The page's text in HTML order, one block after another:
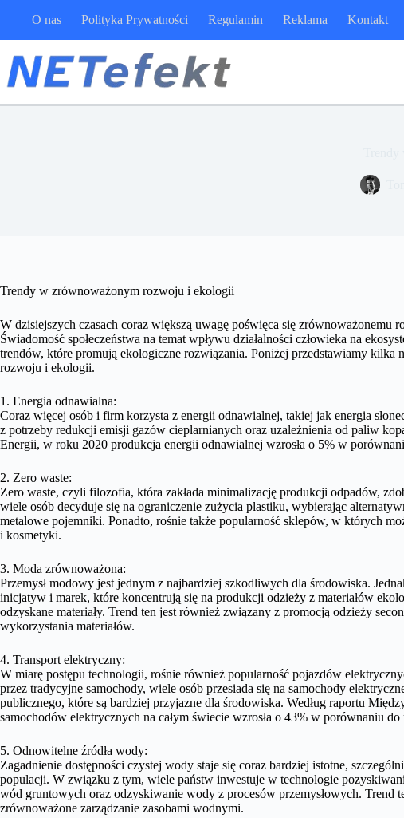
O nas Polityka Prywatności Regulamin Reklama Kontakt
Trendy w zrównoważonym rozwoju i ekologii
W dzisiejszych czasach coraz większą uwagę poświęca się zrównoważonemu
Świadomość społeczeństwa na temat wpływu działalności człowieka na
trendów, które promują ekologiczne rozwiązania. Poniżej przedstawiamy
rozwoju i ekologii.
1. Energia odnawialna:
Coraz więcej osób i firm korzysta z energii odnawialnej, takiej jak energia
z potrzeby redukcji emisji gazów cieplarnianych oraz uzależnienia od paliw
Energii, w roku 2020 produkcja energii odnawialnej wzrosła o 5% w
2. Zero waste:
Zero waste, czyli filozofia, która zakłada minimalizację produkcji odpadów,
wiele osób decyduje się na ograniczenie zużycia plastiku, wybierając
metalowe pojemniki. Ponadto, rośnie także popularność sklepów, w których
i kosmetyki.
3. Moda zrównoważona:
Przemysł modowy jest jednym z najbardziej szkodliwych dla środowiska.
inicjatyw i marek, które koncentrują się na produkcji odzieży z materiałów
odzyskane materiały. Trend ten jest również związany z promocją odzieży
wykorzystania materiałów.
4. Transport elektryczny:
W miarę postępu technologii, rośnie również popularność pojazdów
przez tradycyjne samochody, wiele osób przesiada się na samochody
publicznego, które są bardziej przyjazne dla środowiska. Według raportu
samochodów elektrycznych na całym świecie wzrosła o 43% w porównaniu
5. Odnowitelne źródła wody:
Zagadnienie dostępności czystej wody staje się coraz bardziej istotne,
populacji. W związku z tym, wiele państw inwestuje w technologie
wód gruntowych oraz odzyskiwanie wody z procesów przemysłowych. Trend
zrównoważone zarządzanie zasobami wodnymi.